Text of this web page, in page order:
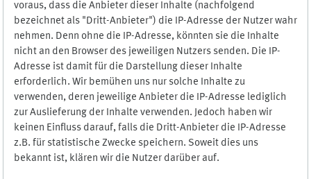
voraus, dass die Anbieter dieser Inhalte (nachfolgend
bezeichnet als "Dritt-Anbieter") die IP-Adresse der Nutzer wahr
nehmen. Denn ohne die IP-Adresse, könnten sie die Inhalte
nicht an den Browser des jeweiligen Nutzers senden. Die IP-
Adresse ist damit für die Darstellung dieser Inhalte
erforderlich. Wir bemühen uns nur solche Inhalte zu
verwenden, deren jeweilige Anbieter die IP-Adresse lediglich
zur Auslieferung der Inhalte verwenden. Jedoch haben wir
keinen Einfluss darauf, falls die Dritt-Anbieter die IP-Adresse
z.B. für statistische Zwecke speichern. Soweit dies uns
bekannt ist, klären wir die Nutzer darüber auf.